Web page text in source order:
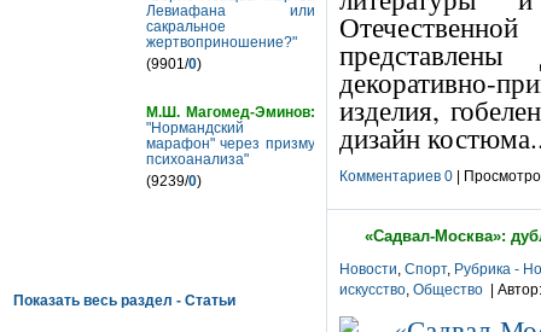
декоративно-
изделия,
дизайн
Комментариев 0 |
«Садвал-Москва»:
Новости, Спорт, Рубрика -
искусство, Общество |
Левиафана или
сакральное
жертвоприношение?"
(9901/0)
М.Ш. Магомед-Эминов:
"Нормандский
марафон" через призму
психоанализа"
(9239/0)
Показать весь раздел - Статьи